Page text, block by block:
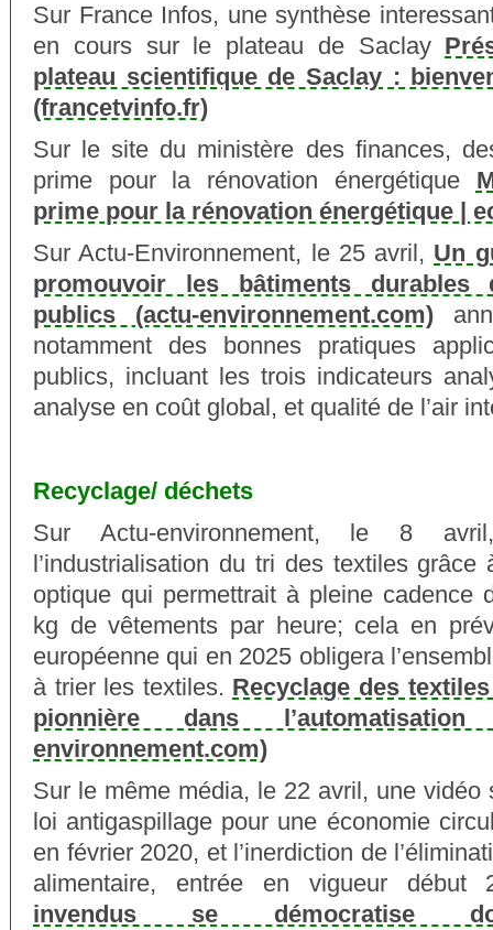
Sur France Infos, une synthèse
en cours sur le plateau de Saclay
plateau scientifique de Saclay :
(francetvinfo.fr)
Sur le site du ministère des finances,
prime pour la rénovation énergétique
prime pour la rénovation énergétique |
Sur Actu-Environnement, le 25 avril, Un
promouvoir les bâtiments durables
publics (actu-environnement.com)
notamment des bonnes pratiques
publics, incluant les trois indicateurs
analyse en coût global, et qualité de l’air
Recyclage/ déchets
Sur Actu-environnement, le 8
l’industrialisation du tri des textiles
optique qui permettrait à pleine cadence
kg de vêtements par heure; cela en
européenne qui en 2025 obligera
à trier les textiles. Recyclage des
pionnière dans
environnement.com)
Sur le même média, le 22 avril, une vidéo
loi antigaspillage pour une économie
en février 2020, et l’inerdiction de
alimentaire, entrée en vigueur début
invendus se démocratise